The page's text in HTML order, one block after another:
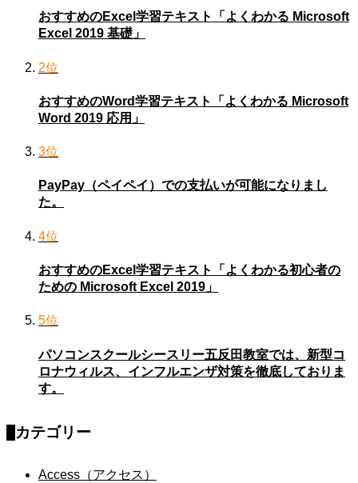
おすすめのExcel学習テキスト「よくわかる Microsoft
Excel 2019 基礎」
2位
おすすめのWord学習テキスト「よくわかる Microsoft
Word 2019 応用」
3位
PayPay（ペイペイ）での支払いが可能になりまし
た。
4位
おすすめのExcel学習テキスト「よくわかる初心者の
ための Microsoft Excel 2019」
5位
パソコンスクールシースリー五反田教室では、新型コ
ロナウィルス、インフルエンザ対策を徹底しておりま
す。
カテゴリー
Access（アクセス）